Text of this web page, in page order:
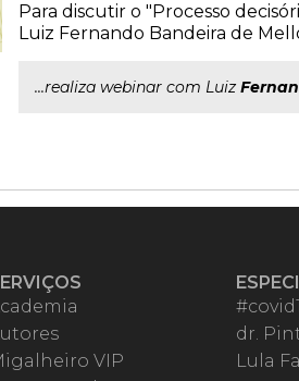
Para discutir o "Processo
Luiz Fernando Bandeira de
...realiza webinar com Luiz
VIP
dr.
Lula